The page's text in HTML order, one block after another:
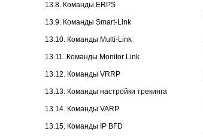
13.8. Команды ERPS
13.9. Команды Smart-Link
13.10. Команды Multi-Link
13.11. Команды Monitor Link
13.12. Команды VRRP
13.13. Команды настройки трекинга
13.14. Команды VARP
13.15. Команды IP BFD